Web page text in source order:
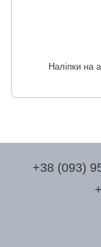
Наліпки на
+38 (093)